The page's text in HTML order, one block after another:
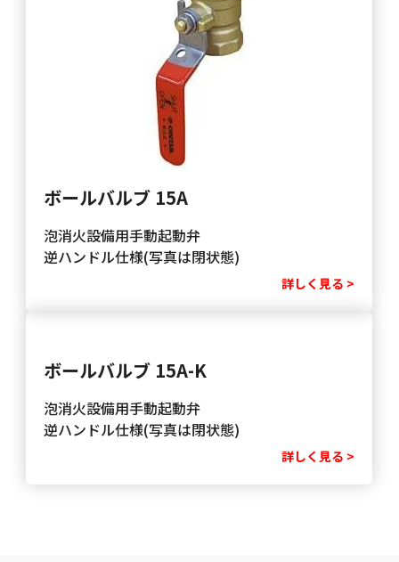
ボールバルブ 15A
泡消火設備用手動起動弁
逆ハンドル仕様(写真は閉状態)
詳しく見る >
ボールバルブ 15A-K
泡消火設備用手動起動弁
逆ハンドル仕様(写真は閉状態)
詳しく見る >